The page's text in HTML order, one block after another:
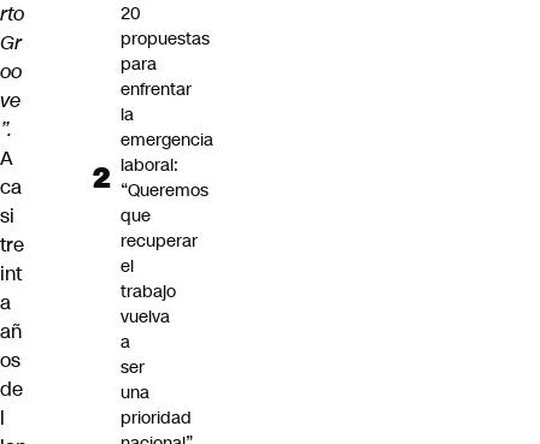
rto
Gr
oo
ve
”.
A
ca
si
tre
int
a
añ
os
de
l
20
propuestas
para
enfrentar
la
emergencia
laboral:
“Queremos
que
recuperar
el
trabajo
vuelva
a
ser
una
prioridad